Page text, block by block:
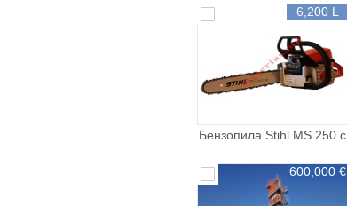
6,200 L
Бензопила Stihl MS 250 с
600,000 €